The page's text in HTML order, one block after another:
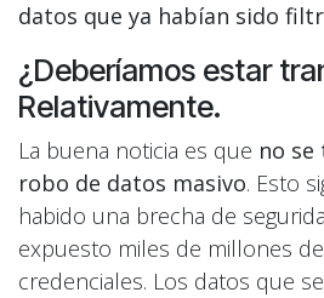
datos que ya habían sido
¿Deberíamos estar
Relativamente.
La buena noticia es que no
robo de datos masivo. Esto
habido una brecha de
expuesto miles de millones
credenciales. Los datos que